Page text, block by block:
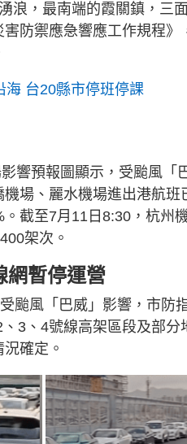
浪，最南端的霞關鎮，三
防禦應急響應工作規程
海 台20縣市停班停課
響預報圖顯示，受颱風「
場、麗水機場進出港航
截至7月11日8:30，杭州
架次。
網暫停運營
颱風「巴威」影響，市防
3、4號線高架區段及部
確定。